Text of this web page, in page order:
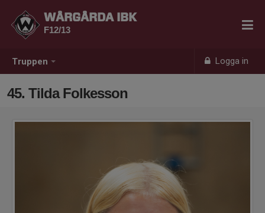
Truppen Logga in
WÅRGÅRDA IBK
F12/13
45. Tilda Folkesson